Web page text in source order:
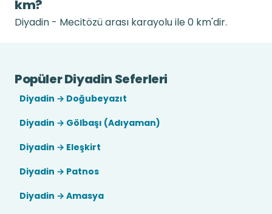
km?
Diyadin - Mecitözü arası karayolu ile 0 km'dir.
Popüler Diyadin Seferleri
Diyadin → Doğubeyazıt
Diyadin → Gölbaşı (Adıyaman)
Diyadin → Eleşkirt
Diyadin → Patnos
Diyadin → Amasya